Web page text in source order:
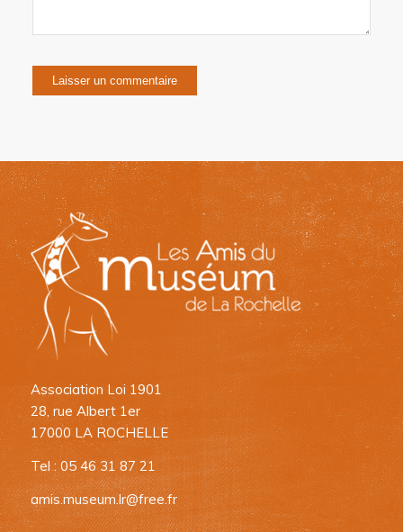
Association Loi 1901
28, rue Albert 1er
17000 LA ROCHELLE
Tel : 05 46 31 87 21
amis.museum.lr@free.fr